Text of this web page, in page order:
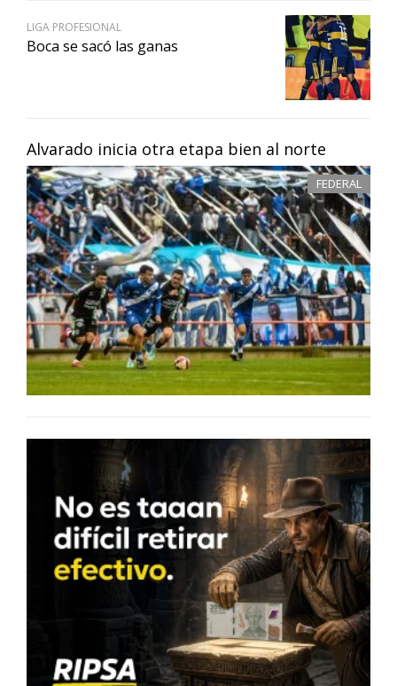
Alvarado inicia otra etapa bien al norte
FEDERAL
LIGA PROFESIONAL
Boca se sacó las ganas